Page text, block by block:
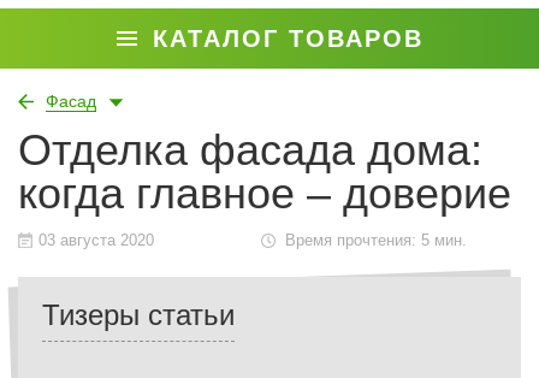
КАТАЛОГ ТОВАРОВ
Фасад
Отделка фасада дома:
когда главное – доверие
03 августа 2020 Время прочтения: 5 мин.
Тизеры статьи